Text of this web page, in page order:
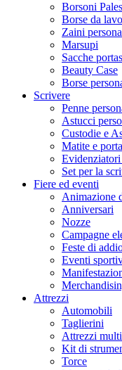
Borsoni
Borse da
Zaini
Marsupi
Sacche
Beauty Case
Borse
Scrivere
Penne
Astucci
Custodie e
Matite e
Set per la
Fiere ed eventi
Animazione
Anniversari
Nozze
Campagne
Feste di
Eventi
Attrezzi
Automobili
Taglierini
Attrezzi
Kit di
Torce